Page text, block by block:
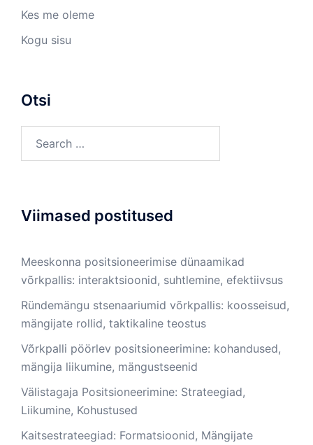
Kes me oleme
Kogu sisu
Otsi
for:
Viimased postitused
Meeskonna positsioneerimise dünaamikad
võrkpallis: interaktsioonid, suhtlemine, efektiivsus
Ründemängu stsenaariumid võrkpallis: koosseisud,
mängijate rollid, taktikaline teostus
Võrkpalli pöörlev positsioneerimine: kohandused,
mängija liikumine, mängustseenid
Välistagaja Positsioneerimine: Strateegiad,
Liikumine, Kohustused
Kaitsestrateegiad: Formatsioonid, Mängijate